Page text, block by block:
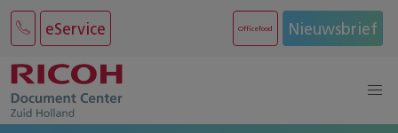
eService Officefood Nieuwsbrief